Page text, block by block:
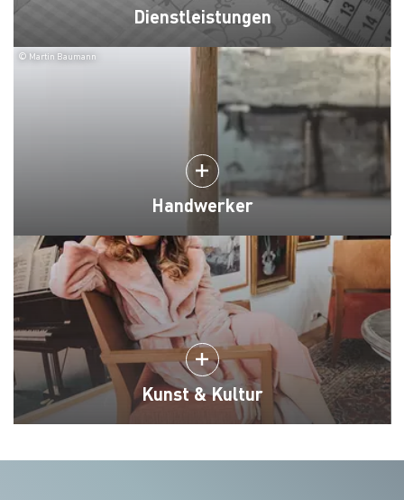
Dienstleistungen
© Martin Baumann
Handwerker
Kunst & Kultur